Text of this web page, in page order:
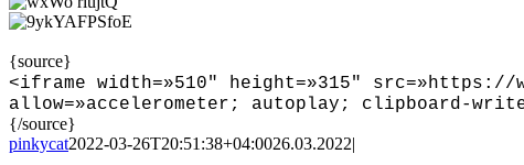
{source}
<iframe width=»510″ height=»315″ src=»https://
allow=»accelerometer; autoplay; clipboard-
{/source}
pinkycat2022-03-26T20:51:38+04:0026.03.2022|